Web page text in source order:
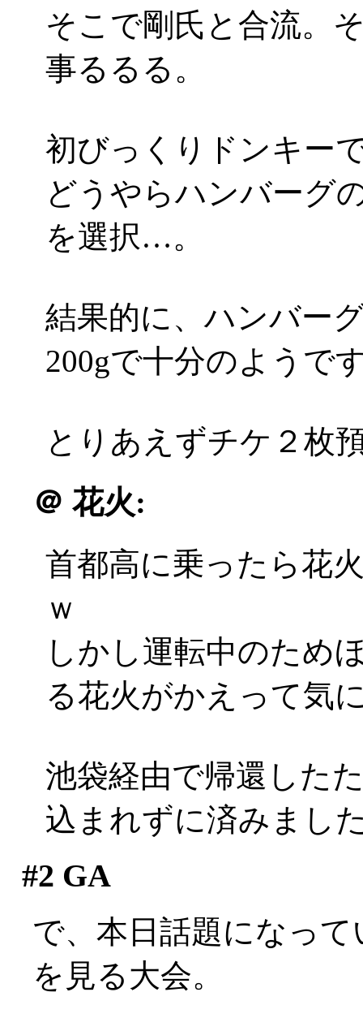
そこで剛氏と合流。
事るるる。
初びっくりドンキー
どうやらハンバーグ
を選択…。
結果的に、ハンバー
200gで十分のようで
とりあえずチケ２枚
＠ 花火:
首都高に乗ったら花
ｗ
しかし運転中のため
る花火がかえって気
池袋経由で帰還した
込まれずに済みまし
#2 GA
で、本日話題になっ
を見る大会。